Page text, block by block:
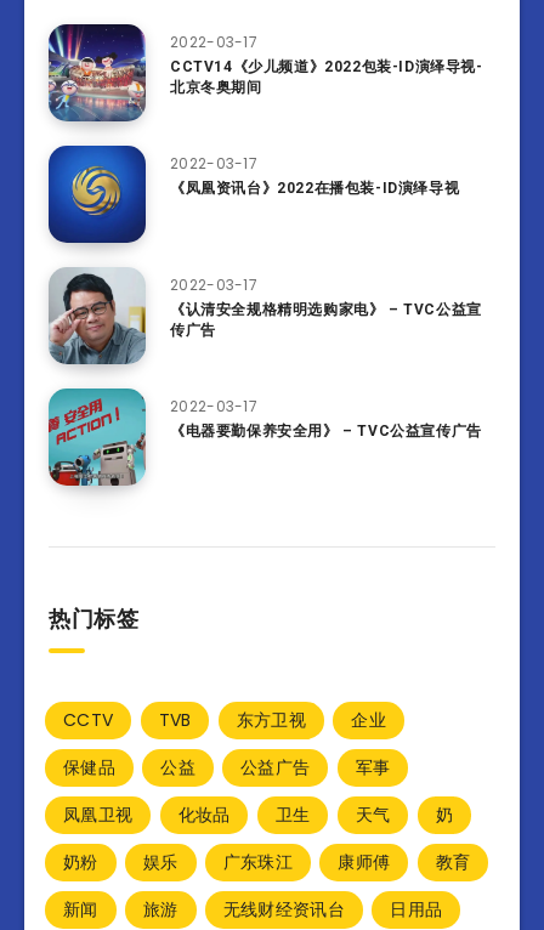
2022-03-17
CCTV14《少儿频道》2022包装-ID演绎导视-
北京冬奥期间
2022-03-17
《凤凰资讯台》2022在播包装-ID演绎导视
2022-03-17
《认清安全规格精明选购家电》 – TVC公益宣
传广告
2022-03-17
《电器要勤保养安全用》 – TVC公益宣传广告
热门标签
CCTV TVB 东方卫视
企业
保健品
公益 公益广告
军事
凤凰卫视
化妆品 卫生 天气
奶
奶粉
娱乐 广东珠江 康师傅
教育
新闻
旅游 无线财经资讯台
日用品